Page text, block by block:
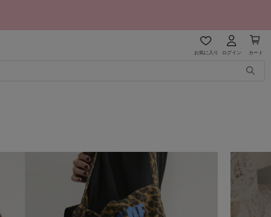
お気に入り ログイン カート